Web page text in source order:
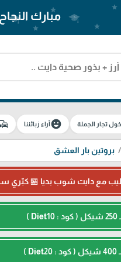
مبارك
تجار الجملة emoji_emotionsآراء زبائننا
بروتين بار العشق
مع دايت شوب بديا 🏪